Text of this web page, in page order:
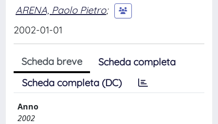
ARENA, Paolo Pietro;
2002-01-01
Scheda breve
Scheda completa
Scheda completa (DC)
Anno
2002